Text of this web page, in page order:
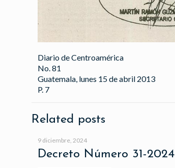
Diario de Centroamérica
No. 81
Guatemala, lunes 15 de abril 2013
P. 7
Related posts
9 diciembre, 2024
Decreto Número 31-2024